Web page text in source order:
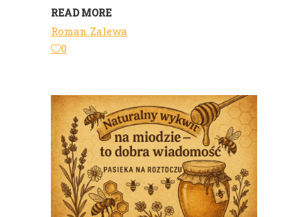
READ MORE
Roman Zalewa
0